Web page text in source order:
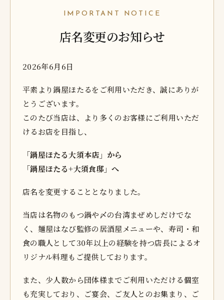
IMPORTANT NOTICE
店名変更のお知らせ
2026年6月6日
平素より鍋屋ほたるをご利用いただき、誠にありが
とうございます。
このたび当店は、より多くのお客様にご利用いただ
けるお店を目指し、
「鍋屋ほたる大須本店」から
「鍋屋ほたる+大須食邸」へ
店名を変更することとなりました。
当店は名物のもつ鍋や〆の台湾まぜめしだけでな
く、麺屋はなび監修の居酒屋メニューや、寿司・和
食の職人として30年以上の経験を持つ店長によるオ
リジナル料理もご提供しております。
また、少人数から団体様までご利用いただける個室
も充実しており、ご宴会、ご友人とのお集まり、ご